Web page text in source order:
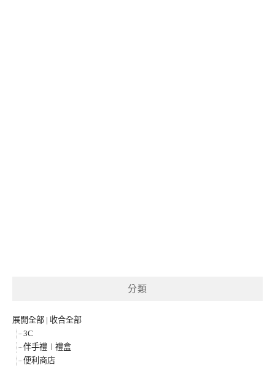
分類
展開全部 | 收合全部
3C
伴手禮︱禮盒
便利商店